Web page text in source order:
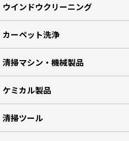
ウインドウクリーニング
カーペット洗浄
清掃マシン・機械製品
ケミカル製品
清掃ツール